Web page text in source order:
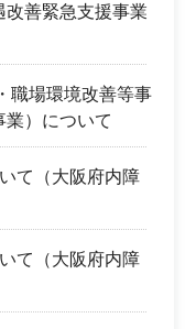
改善緊急支援事業
職場環境改善等事
）について
て（大阪府内障
て（大阪府内障